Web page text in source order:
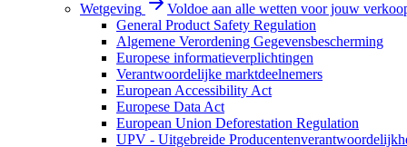
Wetgeving
Voldoe aan alle wetten voor jouw
General Product Safety Regulation
Algemene Verordening Gegevensbescherming
Europese informatieverplichtingen
Verantwoordelijke marktdeelnemers
European Accessibility Act
Europese Data Act
European Union Deforestation Regulation
UPV - Uitgebreide